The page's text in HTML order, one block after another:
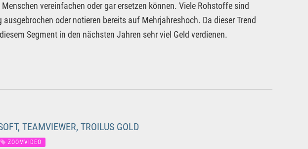
vereinfachen oder gar ersetzen können. Viele Rohstoffe sind
oder notieren bereits auf Mehrjahreshoch. Da dieser Trend
Segment in den nächsten Jahren sehr viel Geld verdienen.
TEAMVIEWER, TROILUS GOLD
ZOOMVIDEO